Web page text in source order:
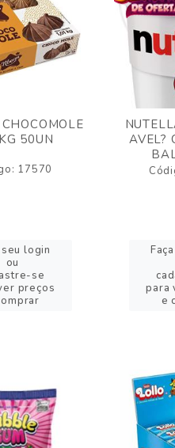
50UN
17570
seu login
ou
se
preços
AVEL?
para
e